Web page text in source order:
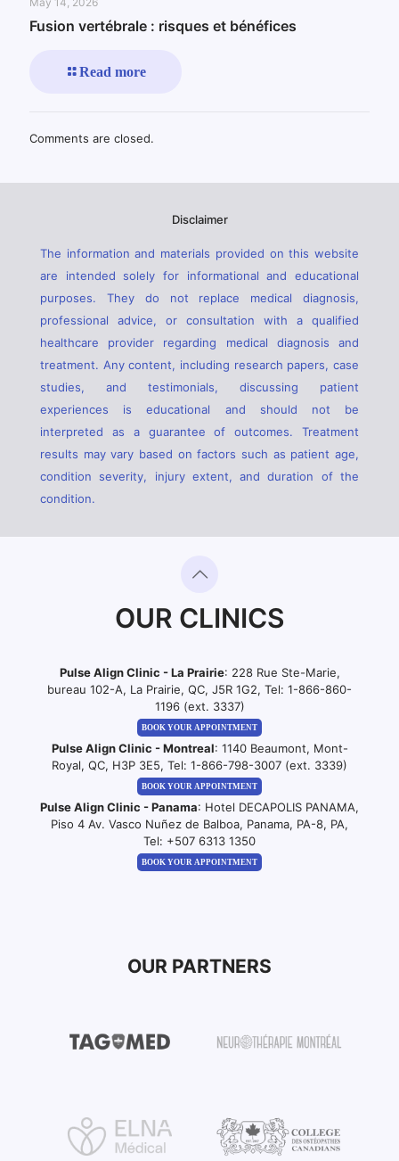
Fusion vertébrale : risques et bénéfices
Read more
Comments are closed.
Disclaimer
The information and materials provided on this website
are intended solely for informational and educational
purposes. They do not replace medical diagnosis,
professional advice, or consultation with a qualified
healthcare provider regarding medical diagnosis and
treatment. Any content, including research papers, case
studies, and testimonials, discussing patient
experiences is educational and should not be
interpreted as a guarantee of outcomes. Treatment
results may vary based on factors such as patient age,
condition severity, injury extent, and duration of the
condition.
OUR CLINICS
Pulse Align Clinic - La Prairie: 228 Rue Ste-Marie,
bureau 102-A, La Prairie, QC, J5R 1G2, Tel: 1-866-860-
1196 (ext. 3337)
BOOK YOUR APPOINTMENT
Pulse Align Clinic - Montreal: 1140 Beaumont, Mont-
Royal, QC, H3P 3E5, Tel: 1-866-798-3007 (ext. 3339)
BOOK YOUR APPOINTMENT
Pulse Align Clinic - Panama: Hotel DECAPOLIS PANAMA,
Piso 4 Av. Vasco Nuñez de Balboa, Panama, PA-8, PA,
Tel: +507 6313 1350
BOOK YOUR APPOINTMENT
OUR PARTNERS